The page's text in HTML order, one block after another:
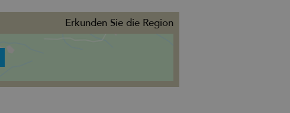
Erkunden Sie die Region